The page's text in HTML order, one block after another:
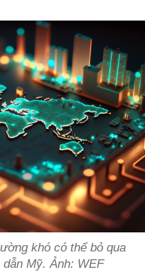
khó có thể bỏ qua
Mỹ. Ảnh: WEF